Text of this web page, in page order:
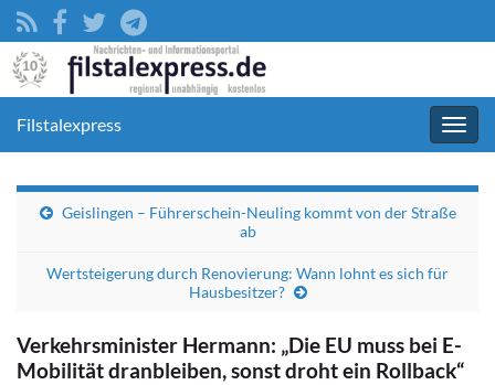
Filstalexpress
Geislingen – Führerschein-Neuling kommt von der Straße
ab
Wertsteigerung durch Renovierung: Wann lohnt es sich für
Hausbesitzer?
Verkehrsminister Hermann: „Die EU muss bei E-
Mobilität dranbleiben, sonst droht ein Rollback“